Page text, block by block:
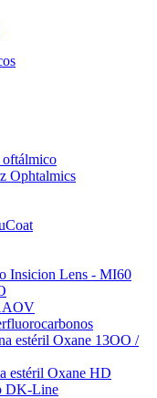
Ophtalmics
Insicion Lens - MI60
estéril Oxane 13OO /
estéril Oxane HD
DK-Line